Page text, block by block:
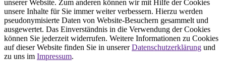
unserer Website. Zum anderen können wir mit Hilfe der Cookies
unsere Inhalte für Sie immer weiter verbessern. Hierzu werden
pseudonymisierte Daten von Website-Besuchern gesammelt und
ausgewertet. Das Einverständnis in die Verwendung der Cookies
können Sie jederzeit widerrufen. Weitere Informationen zu Cookies
auf dieser Website finden Sie in unsererDatenschutzerklärung und
zu uns im Impressum.